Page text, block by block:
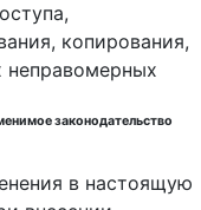
копирования,
неправомерных
законодательство
в настоящую